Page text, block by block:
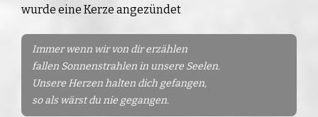
wurde eine Kerze angezündet
Immer wenn wir von dir erzählen
fallen Sonnenstrahlen in unsere Seelen.
Unsere Herzen halten dich gefangen,
so als wärst du nie gegangen.